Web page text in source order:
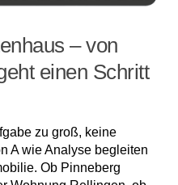
– von
einen Schritt
zu groß, keine
A wie Analyse begleiten
Ob Pinneberg